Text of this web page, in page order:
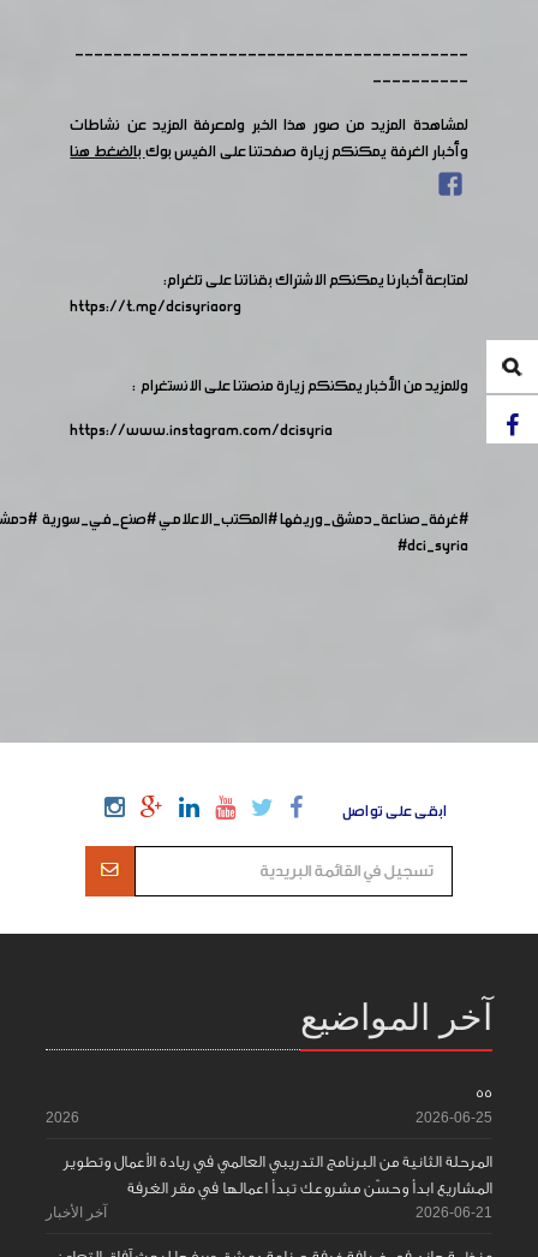
-----------------------------------------
----------
لمشاهدة المزيد من صور هذا الخبر ولمعرفة المزيد عن نشاطات
وأخبار الغرفة يمكنكم زيارة صفحتنا على الفيس بوكبالضغط هنا
لمتابعة أخبارنا يمكنكم الاشتراك بقناتنا على تلغرام:
https://t.me/dcisyriaorg
وللمزيد من الأخبار يمكنكم زيارة منصتنا على الانستغرام :
https://www.instagram.com/dcisyria​
#غرفة_صناعة_دمشق_وريفها#المكتب_الاعلامي#صنع_في_سورية
#dci_syria
ابقى على تواصل
آخر المواضيع
55
2026-06-25
2026
المرحلة الثانية من البرنامج التدريبي العالمي في ريادة الأعمال وتطوير
المشاريع ابدأ وحسّن مشروعك تبدأ اعمالها في مقر الغرفة
2026-06-21 آخر الأخبار